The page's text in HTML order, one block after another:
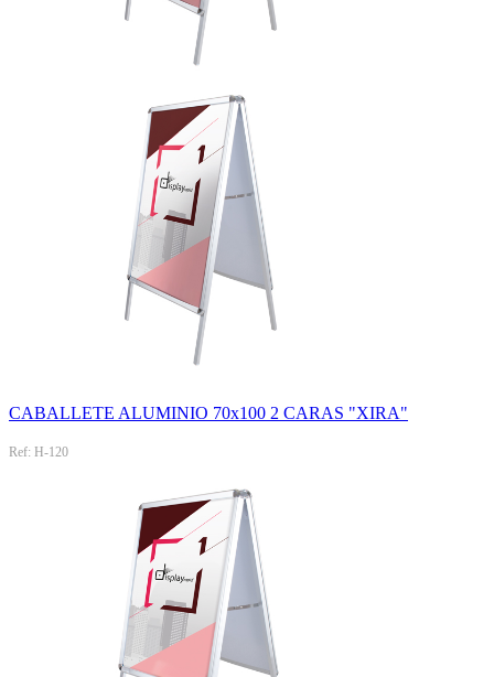
CABALLETE ALUMINIO 70x100 2 CARAS "XIRA"
Ref: H-120